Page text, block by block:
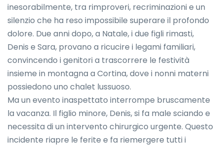
inesorabilmente, tra rimproveri, recriminazioni e un
silenzio che ha reso impossibile superare il profondo
dolore. Due anni dopo, a Natale, i due figli rimasti,
Denis e Sara, provano a ricucire i legami familiari,
convincendo i genitori a trascorrere le festività
insieme in montagna a Cortina, dove i nonni materni
possiedono uno chalet lussuoso.
Ma un evento inaspettato interrompe bruscamente
la vacanza. Il figlio minore, Denis, si fa male sciando e
necessita di un intervento chirurgico urgente. Questo
incidente riapre le ferite e fa riemergere tutti i